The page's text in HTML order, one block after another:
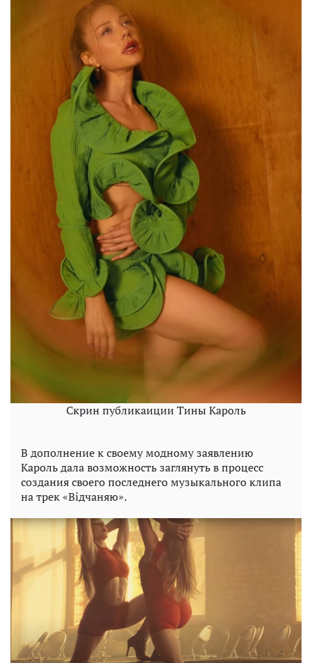
Скрин публикаиции Тины Кароль
В дополнение к своему модному заявлению
Кароль дала возможность заглянуть в процесс
создания своего последнего музыкального клипа
на трек «Відчаняю».